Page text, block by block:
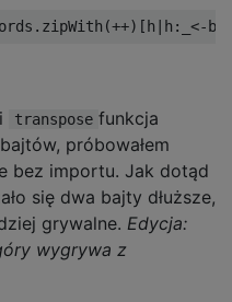
. zipWith (++)[ h h :_<- b
transpose funkcja
próbowałem
bez importu. Jak dotąd
się dwa bajty dłuższe,
grywalne. Edycja:
wygrywa z